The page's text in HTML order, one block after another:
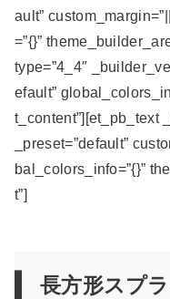
ault”
=”{}”
type=”4_4″
efault”
t_content”][et_pb_text
_preset=”default”
bal_colors_info=”{}”
t”]
長方形スプ